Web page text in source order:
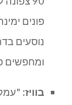
פונים
נוסעים
ומחפשים
בוויז: